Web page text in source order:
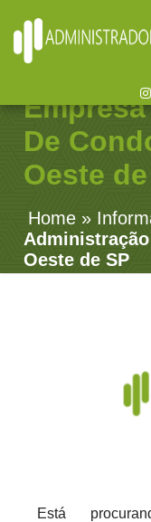
De
Oeste
Home »
Oeste de SP
Está